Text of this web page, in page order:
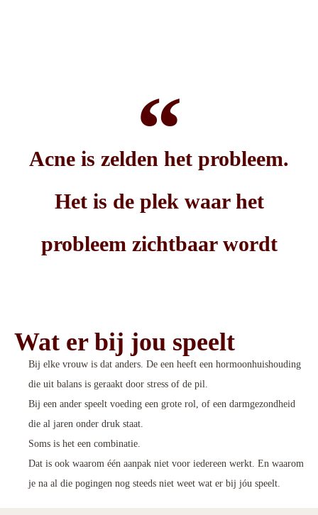
Acne is zelden het probleem.
Het is de plek waar het
probleem zichtbaar wordt
Wat er bij jou speelt
Bij elke vrouw is dat anders. De een heeft een hormoonhuishouding
die uit balans is geraakt door stress of de pil.
Bij een ander speelt voeding een grote rol, of een darmgezondheid
die al jaren onder druk staat.
Soms is het een combinatie.
Dat is ook waarom één aanpak niet voor iedereen werkt. En waarom
je na al die pogingen nog steeds niet weet wat er bij jóu speelt.